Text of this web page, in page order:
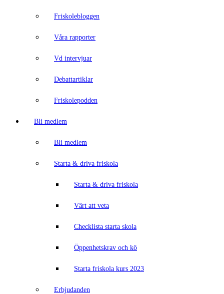
Friskolebloggen
Våra rapporter
Vd intervjuar
Debattartiklar
Friskolepodden
Bli medlem
Bli medlem
Starta & driva friskola
Starta & driva friskola
Värt att veta
Checklista starta skola
Öppenhetskrav och kö
Starta friskola kurs 2023
Erbjudanden